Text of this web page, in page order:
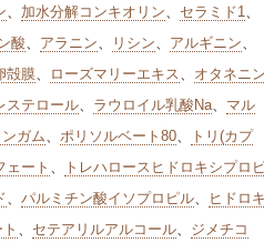
、 加水分解コンキオリン、 セラミド1、
酸、 アラニン、 リシン、 アルギニン、
殻膜、 ローズマリーエキス、 オタネニン
ステロール、 ラウロイル乳酸Na、 マル
ガム、 ポリソルベート80、
トリ(カプ
ェート 、
トレハロースヒドロキシプロ
、 パルミチン酸イソプロピル、
ヒドロキ
、 セテアリルアルコール、 ジメチコ